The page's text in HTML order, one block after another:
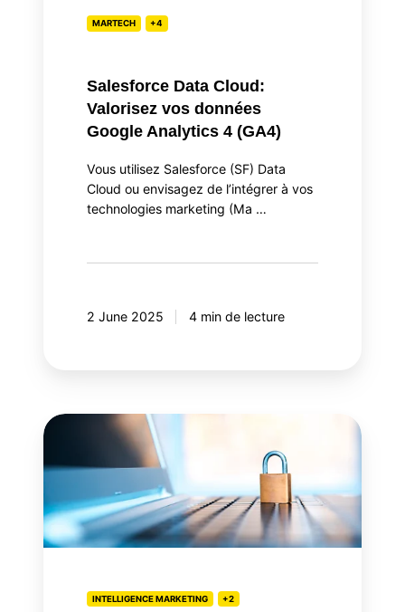
MARTECH +4
Salesforce Data Cloud:
Valorisez vos données
Google Analytics 4 (GA4)
Vous utilisez Salesforce (SF) Data
Cloud ou envisagez de l’intégrer à vos
technologies marketing (Ma …
2 June 2025 4 min de lecture
Content
Policy
(CSP):
votre
sécurité
INTELLIGENCE MARKETING +2